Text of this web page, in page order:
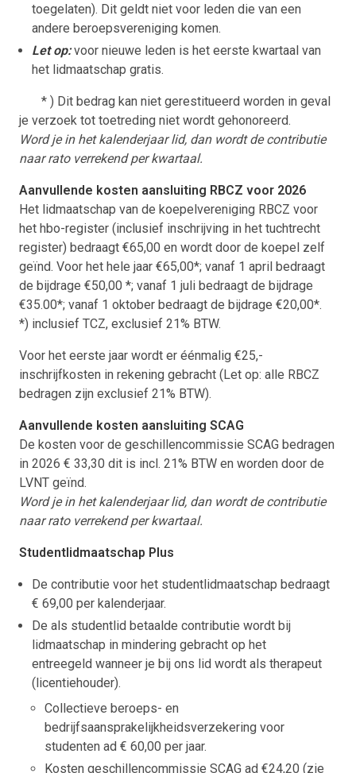
toegelaten). Dit geldt niet voor leden die van een
andere beroepsvereniging komen.
Let op:voor nieuwe leden is het eerste kwartaal van
het lidmaatschap gratis.
* ) Dit bedrag kan niet gerestitueerd worden in geval
je verzoek tot toetreding niet wordt gehonoreerd.
Word je in het kalenderjaar lid, dan wordt de contributie
naar rato verrekend per kwartaal.
Aanvullende kosten aansluiting RBCZ voor 2026
Het lidmaatschap van de koepelvereniging RBCZ voor
het hbo-register (inclusief inschrijving in het tuchtrecht
register) bedraagt €65,00 en wordt door de koepel zelf
geïnd. Voor het hele jaar €65,00*; vanaf 1 april bedraagt
de bijdrage €50,00 *; vanaf 1 juli bedraagt de bijdrage
€35.00*; vanaf 1 oktober bedraagt de bijdrage €20,00*.
*) inclusief TCZ, exclusief 21% BTW.
Voor het eerste jaar wordt er éénmalig €25,-
inschrijfkosten in rekening gebracht (Let op: alle RBCZ
bedragen zijn exclusief 21% BTW).
Aanvullende kosten aansluiting SCAG
De kosten voor de geschillencommissie SCAG bedragen
in 2026 € 33,30 dit is incl. 21% BTW en worden door de
LVNT geïnd.
Word je in het kalenderjaar lid, dan wordt de contributie
naar rato verrekend per kwartaal.
Studentlidmaatschap Plus
De contributie voor het studentlidmaatschap bedraagt
€ 69,00 per kalenderjaar.
De als studentlid betaalde contributie wordt bij
lidmaatschap in mindering gebracht op het
entreegeld wanneer je bij ons lid wordt als therapeut
(licentiehouder).
Collectieve beroeps- en
bedrijfsaansprakelijkheidsverzekering voor
studenten ad € 60,00 per jaar.
Kosten geschillencommissie SCAG ad €24,20 (zie